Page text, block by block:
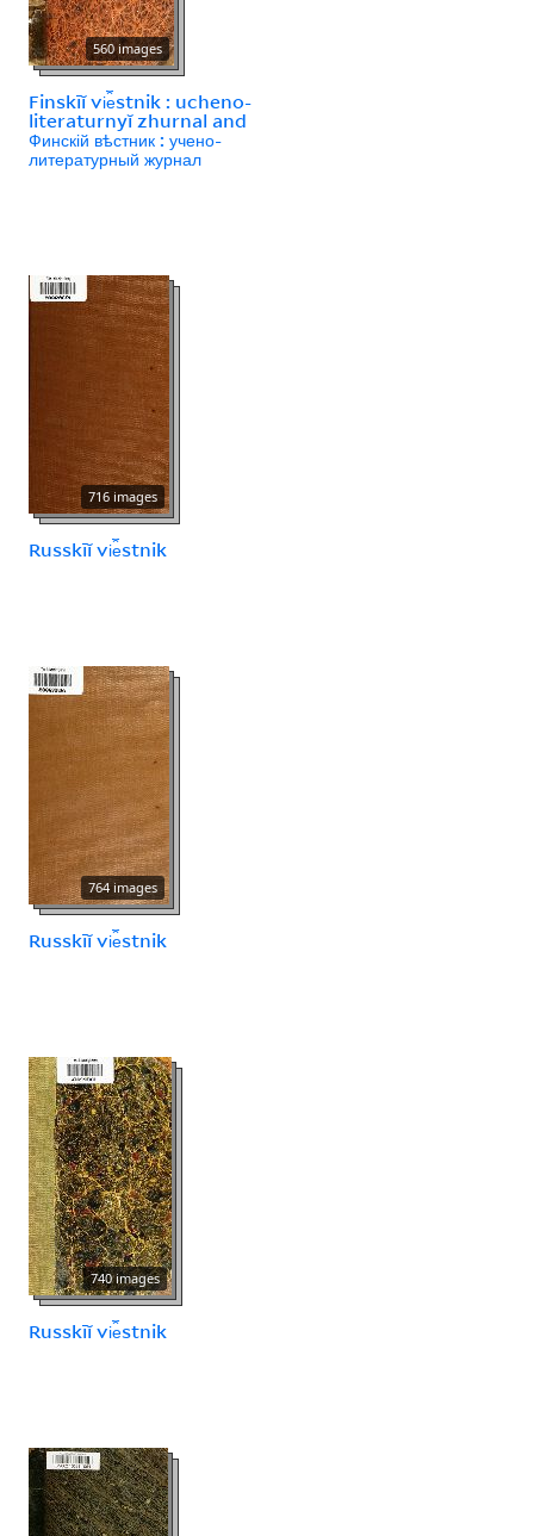
560 images
Finskīĭ vi︠e︡stnik : ucheno-
literaturnyĭ zhurnal and
Финскій вѣстник : учено-
литературный журнал
716 images
Russkīĭ vi︠e︡stnik
764 images
Russkīĭ vi︠e︡stnik
740 images
Russkīĭ vi︠e︡stnik